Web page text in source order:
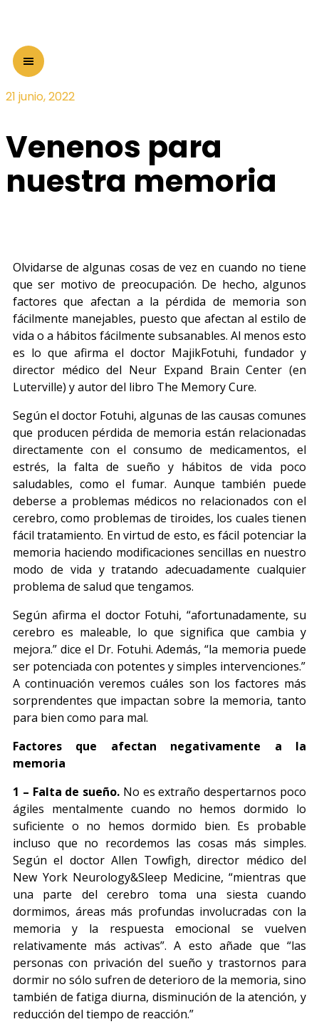
21 junio, 2022
Venenos para
nuestra memoria
Olvidarse de algunas cosas de vez en cuando no tiene
que ser motivo de preocupación. De hecho, algunos
factores que afectan a la pérdida de memoria son
fácilmente manejables, puesto que afectan al estilo de
vida o a hábitos fácilmente subsanables. Al menos esto
es lo que afirma el doctor MajikFotuhi, fundador y
director médico del Neur Expand Brain Center (en
Luterville) y autor del libro The Memory Cure.
Según el doctor Fotuhi, algunas de las causas comunes
que producen pérdida de memoria están relacionadas
directamente con el consumo de medicamentos, el
estrés, la falta de sueño y hábitos de vida poco
saludables, como el fumar. Aunque también puede
deberse a problemas médicos no relacionados con el
cerebro, como problemas de tiroides, los cuales tienen
fácil tratamiento. En virtud de esto, es fácil potenciar la
memoria haciendo modificaciones sencillas en nuestro
modo de vida y tratando adecuadamente cualquier
problema de salud que tengamos.
Según afirma el doctor Fotuhi, “afortunadamente, su
cerebro es maleable, lo que significa que cambia y
mejora.” dice el Dr. Fotuhi. Además, “la memoria puede
ser potenciada con potentes y simples intervenciones.”
A continuación veremos cuáles son los factores más
sorprendentes que impactan sobre la memoria, tanto
para bien como para mal.
Factores que afectan negativamente a la
memoria
1 – Falta de sueño. No es extraño despertarnos poco
ágiles mentalmente cuando no hemos dormido lo
suficiente o no hemos dormido bien. Es probable
incluso que no recordemos las cosas más simples.
Según el doctor Allen Towfigh, director médico del
New York Neurology&Sleep Medicine, “mientras que
una parte del cerebro toma una siesta cuando
dormimos, áreas más profundas involucradas con la
memoria y la respuesta emocional se vuelven
relativamente más activas”. A esto añade que “las
personas con privación del sueño y trastornos para
dormir no sólo sufren de deterioro de la memoria, sino
también de fatiga diurna, disminución de la atención, y
reducción del tiempo de reacción.”